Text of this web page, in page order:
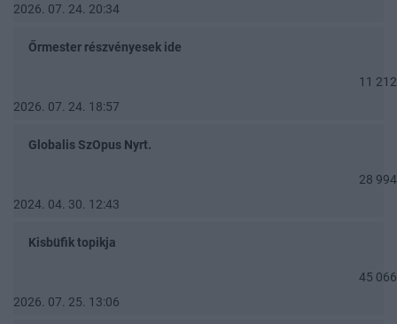
2026. 07. 24. 20:34
Őrmester részvényesek ide
11 212
2026. 07. 24. 18:57
Globalis SzOpus Nyrt.
28 994
2024. 04. 30. 12:43
Kisbüfik topikja
45 066
2026. 07. 25. 13:06